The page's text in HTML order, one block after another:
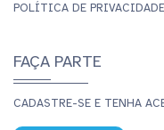
POLÍTICA DE PRIVACIDADE
FAÇA PARTE
CADASTRE-SE E TENHA